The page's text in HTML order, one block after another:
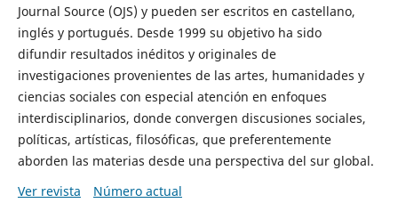
Journal Source (OJS) y pueden ser escritos en castellano,
inglés y portugués. Desde 1999 su objetivo ha sido
difundir resultados inéditos y originales de
investigaciones provenientes de las artes, humanidades y
ciencias sociales con especial atención en enfoques
interdisciplinarios, donde convergen discusiones sociales,
políticas, artísticas, filosóficas, que preferentemente
aborden las materias desde una perspectiva del sur global.
Ver revista
Número actual